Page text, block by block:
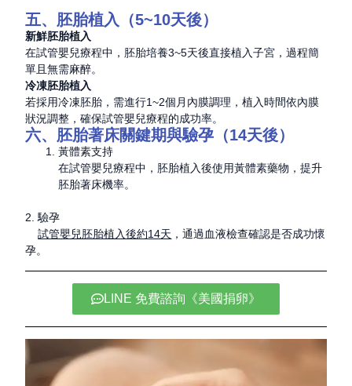
五、胚胎植入（5~10天後）
新鮮胚胎植入
在試管嬰兒療程中，胚胎培養3~5天後直接植入子宮，過程簡
單且無需麻醉。
冷凍胚胎植入
若採用冷凍胚胎，需進行1~2個月內膜調理，植入時間依內膜
狀況調整，確保試管嬰兒療程的成功率。
六、胚胎著床關鍵期與驗孕（14天後）
黃體素支持
在試管嬰兒療程中，胚胎植入後使用黃體素藥物，提升
胚胎著床機率。
2. 驗孕
試管嬰兒胚胎植入後約14天 ，通過血液檢查確認是否成功懷
孕。
LINE 免費諮詢《美國捐卵》